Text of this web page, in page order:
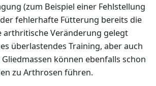
(zum Beispiel einer Fehlstellung
fehlerhafte Fütterung bereits die
arthritische Veränderung gelegt
überlastendes Training, aber auch
können ebenfalls schon
zu Arthrosen führen.